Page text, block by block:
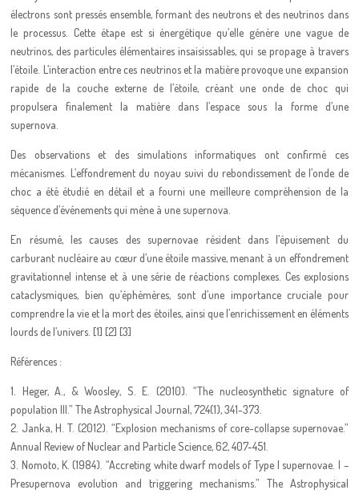
électrons sont pressés ensemble, formant des neutrons et des neutrinos dans
le processus. Cette étape est si énergétique qu’elle génère une vague de
neutrinos, des particules élémentaires insaisissables, qui se propage à travers
l’étoile. L’interaction entre ces neutrinos et la matière provoque une expansion
rapide de la couche externe de l’étoile, créant une onde de choc qui
propulsera finalement la matière dans l’espace sous la forme d’une
supernova.
Des observations et des simulations informatiques ont confirmé ces
mécanismes. L’effondrement du noyau suivi du rebondissement de l’onde de
choc a été étudié en détail et a fourni une meilleure compréhension de la
séquence d’événements qui mène à une supernova.
En résumé, les causes des supernovae résident dans l’épuisement du
carburant nucléaire au cœur d’une étoile massive, menant à un effondrement
gravitationnel intense et à une série de réactions complexes. Ces explosions
cataclysmiques, bien qu’éphémères, sont d’une importance cruciale pour
comprendre la vie et la mort des étoiles, ainsi que l’enrichissement en éléments
lourds de l’univers. [1] [2] [3]
Références :
1. Heger, A., & Woosley, S. E. (2010). “The nucleosynthetic signature of
population III.” The Astrophysical Journal, 724(1), 341-373.
2. Janka, H. T. (2012). “Explosion mechanisms of core-collapse supernovae.”
Annual Review of Nuclear and Particle Science, 62, 407-451.
3. Nomoto, K. (1984). “Accreting white dwarf models of Type I supernovae. I –
Presupernova evolution and triggering mechanisms.” The Astrophysical